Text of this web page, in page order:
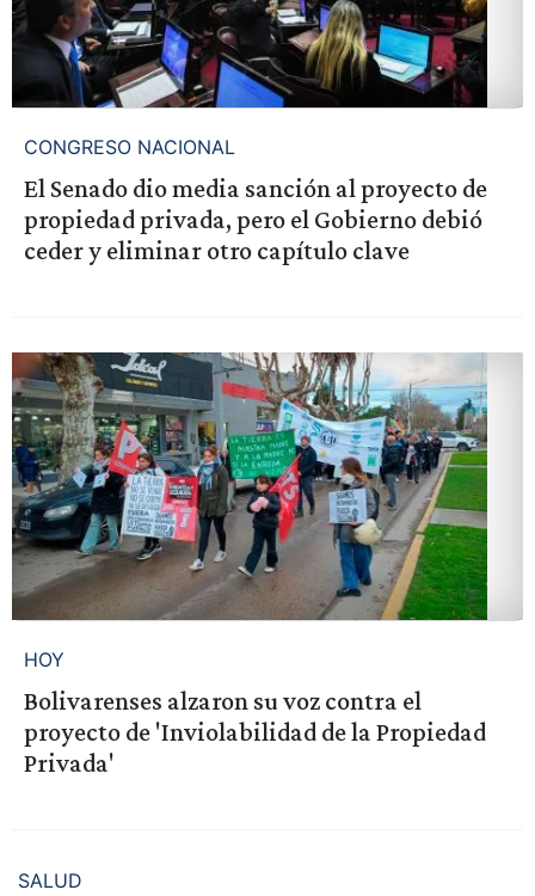
CONGRESO NACIONAL
El Senado dio media sanción al proyecto de
propiedad privada, pero el Gobierno debió
ceder y eliminar otro capítulo clave
HOY
Bolivarenses alzaron su voz contra el
proyecto de 'Inviolabilidad de la Propiedad
Privada'
SALUD